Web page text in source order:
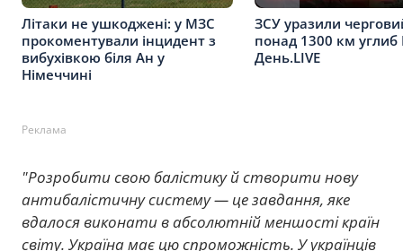
Літаки не ушкоджені: у МЗС
прокоментували інцидент з
вибухівкою біля Ан у
Німеччині
ЗСУ уразили
понад 1300 км углиб
День.LIVE
Реклама
"Розробити свою балістику й створити нову
антибалістичну систему — це завдання, яке
вдалося виконати в абсолютній меншості країн
світу. Україна має цю спроможність. У українців